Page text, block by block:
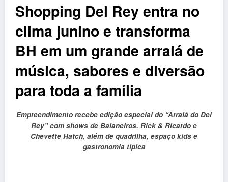
Shopping Del Rey entra no
clima junino e transforma
BH em um grande arraiá de
música, sabores e diversão
para toda a família
Empreendimento recebe edição especial do “Arraiá do Del
Rey” com shows de Baianeiros, Rick & Ricardo e
Chevette Hatch, além de quadrilha, espaço kids e
gastronomia típica